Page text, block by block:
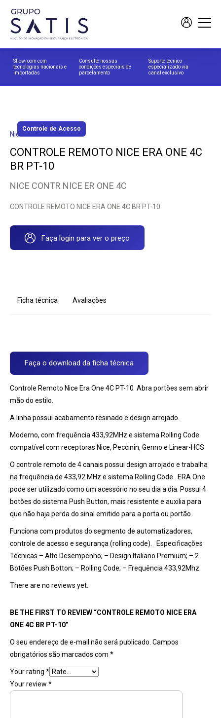
Showroom com
tecnologias nacionais e
importadas
Consulte nossas
condições especiais de
parcelamento
Suporte técnico
especializado via
canal exclusivo
Controle de Acesso
Nice
CONTROLE REMOTO NICE ERA ONE 4C
BR PT-10
NICE CONTR NICE ER ONE 4C
CONTROLE REMOTO NICE ERA ONE 4C BR PT-10
Faça login para ver o preço
Ficha técnica Avaliações
Faça o download da ficha técnica
Controle Remoto Nice Era One 4C PT-10 Abra portões sem abrir
mão do estilo.
A linha possui acabamento resinado e design arrojado.
Moderno, com frequência 433,92MHz e sistema Rolling Code
compatível com receptoras Nice, Peccinin, Genno e Linear-HCS
O controle remoto de 4 canais possui design arrojado e trabalha
na frequência de 433,92 MHz e sistema Rolling Code. ERA One
pode ser utilizado como um acessório no seu dia a dia. Possui 4
botões do sistema Push Button, mais resistente e auxilia para
que não haja perda do sinal emitido para a porta ou portão.
Funciona com produtos do segmento de automatizadores,
controle de acesso e segurança (rolling code). Especificações
Técnicas – Alto Desempenho; – Design Italiano Premium; – 2
Botões Push Botton; – Rolling Code; – Frequência 433,92Mhz.
There are no reviews yet.
BE THE FIRST TO REVIEW “CONTROLE REMOTO NICE ERA
ONE 4C BR PT-10”
O seu endereço de e-mail não será publicado. Campos
obrigatórios são marcados com *
Your rating *
Your review *